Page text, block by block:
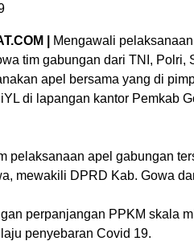
|
Mengawali
tim gabungan dari TNI, Polri,
apel bersama yang di
di lapangan kantor Pemkab
pelaksanaan apel gabungan
mewakili DPRD Kab. Gowa
perpanjangan PPKM skala
penyebaran Covid 19.